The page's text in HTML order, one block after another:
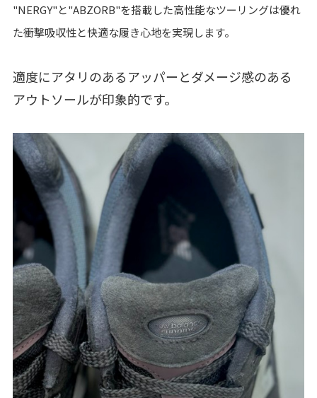
"NERGY"と"ABZORB"を搭載した高性能なツーリングは優れ
た衝撃吸収性と快適な履き心地を実現します。
適度にアタリのあるアッパーとダメージ感のある
アウトソールが印象的です。